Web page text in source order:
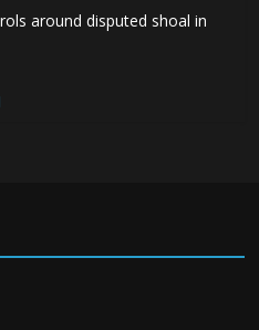
around disputed shoal in